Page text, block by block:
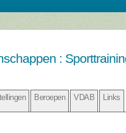
:
Beroepen VDAB Links